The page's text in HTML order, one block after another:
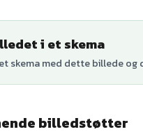
i et skema
skema med dette billede
billedstøtter